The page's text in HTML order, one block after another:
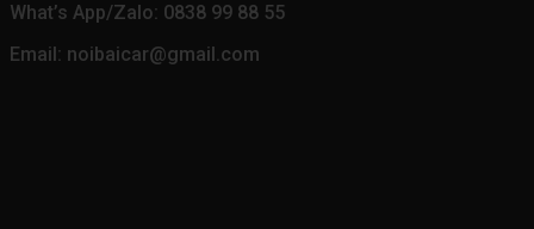
What’s App/Zalo: 0838 99 88 55
Email: noibaicar@gmail.com